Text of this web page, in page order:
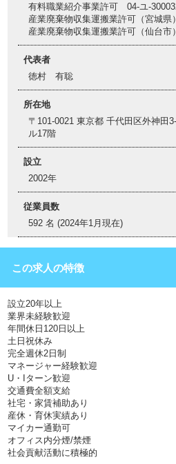
有料職業紹介事業許可 04-ユ-
産業廃棄物収集運搬業許可（宮城県
産業廃棄物収集運搬業許可（仙台市
代表者
徳村 有聡
所在地
〒101-0021 東京都 千代田区外神田
ル17階
設立
2002年
従業員数
592 名 (2024年1月現在)
この求人の特徴
設立20年以上
業界未経験歓迎
年間休日120日以上
土日祝休み
完全週休2日制
マネージャー経験歓迎
U・Iターン歓迎
交通費全額支給
社宅・家賃補助あり
産休・育休実績あり
マイカー通勤可
オフィス内分煙/禁煙
社会貢献活動に積極的